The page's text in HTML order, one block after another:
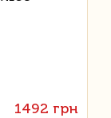
1492 грн